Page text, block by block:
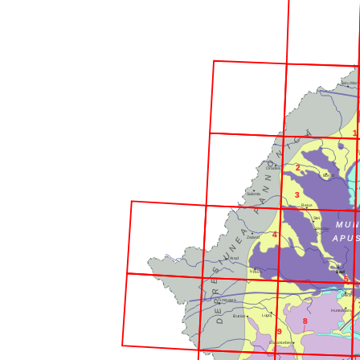
D
E
P
R
E
S
I
U
N
O
E
A
P
A
N
N
N
I
C
Ă
M U N
A P U
Ţ
Caransebes
Buzias Lugoj
Timisoara
Arad
Lipova
Zarand
Salonta
Beius
Stei
Vascau
Borod
Oradea
Satu Mare
Deva
Hunedoara
Brad
1
2
3
4
5
8
9